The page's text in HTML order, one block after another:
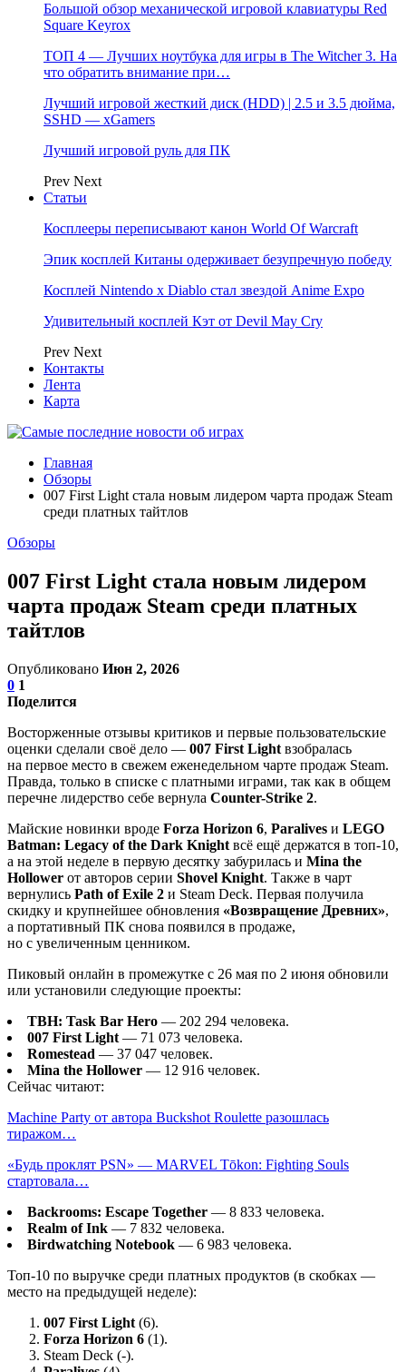
Большой обзор механической игровой клавиатуры Red
Square Keyrox
ТОП 4 — Лучших ноутбука для игры в The Witcher 3. На
что обратить внимание при…
Лучший игровой жесткий диск (HDD) | 2.5 и 3.5 дюйма,
SSHD — xGamers
Лучший игровой руль для ПК
Prev Next
Статьи
Косплееры переписывают канон World Of Warcraft
Эпик косплей Китаны одерживает безупречную победу
Косплей Nintendo x Diablo стал звездой Anime Expo
Удивительный косплей Кэт от Devil May Cry
Prev Next
Контакты
Лента
Карта
Главная
Обзоры
007 First Light стала новым лидером чарта продаж Steam
среди платных тайтлов
Обзоры
007 First Light стала новым лидером
чарта продаж Steam среди платных
тайтлов
Опубликовано Июн 2, 2026
0 1
Поделится
Восторженные отзывы критиков и первые пользовательские
оценки сделали своё дело — 007 First Light взобралась
на первое место в свежем еженедельном чарте продаж Steam.
Правда, только в списке с платными играми, так как в общем
перечне лидерство себе вернула Counter-Strike 2.
Майские новинки вроде Forza Horizon 6, Paralives и LEGO
Batman: Legacy of the Dark Knight всё ещё держатся в топ-10,
а на этой неделе в первую десятку забурилась и Mina the
Hollower от авторов серии Shovel Knight. Также в чарт
вернулись Path of Exile 2 и Steam Deck. Первая получила
скидку и крупнейшее обновления «Возвращение Древних»,
а портативный ПК снова появился в продаже,
но с увеличенным ценником.
Пиковый онлайн в промежутке с 26 мая по 2 июня обновили
или установили следующие проекты:
TBH: Task Bar Hero — 202 294 человека.
007 First Light — 71 073 человека.
Romestead — 37 047 человек.
Mina the Hollower — 12 916 человек.
Сейчас читают:
Machine Party от автора Buckshot Roulette разошлась
тиражом…
«Будь проклят PSN» — MARVEL Tōkon: Fighting Souls
стартовала…
Backrooms: Escape Together — 8 833 человека.
Realm of Ink — 7 832 человека.
Birdwatching Notebook — 6 983 человека.
Топ-10 по выручке среди платных продуктов (в скобках —
место на предыдущей неделе):
007 First Light (6).
Forza Horizon 6 (1).
Steam Deck (-).